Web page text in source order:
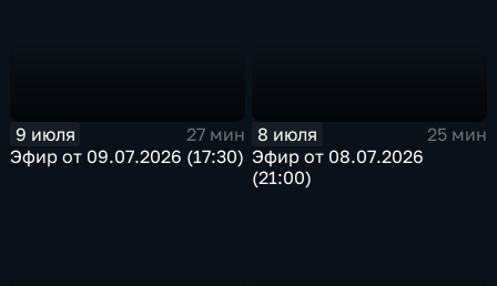
9 июля
27 мин
Эфир от 09.07.2026 (17:30)
8 июля
25 мин
Эфир от 08.07.2026
(21:00)